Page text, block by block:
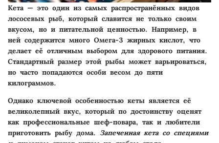
Кета — это один из самых распространённых видов
лососевых рыб, который славится не только своим
вкусом, но и питательной ценностью. Например, в
ней содержится много Омега-3 жирных кислот, что
делает её отличным выбором для здорового питания.
Стандартный размер этой рыбы может варьироваться,
но часто попадаются особи весом до пяти
килограммов.
Однако ключевой особенностью кеты является её
великолепный вкус, который по достоинству оценят
как профессиональные шеф-повара, так и любители
приготовить рыбу дома. Запеченная кета со специями